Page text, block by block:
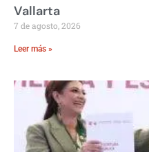
Vallarta
7 de agosto, 2026
Leer más »